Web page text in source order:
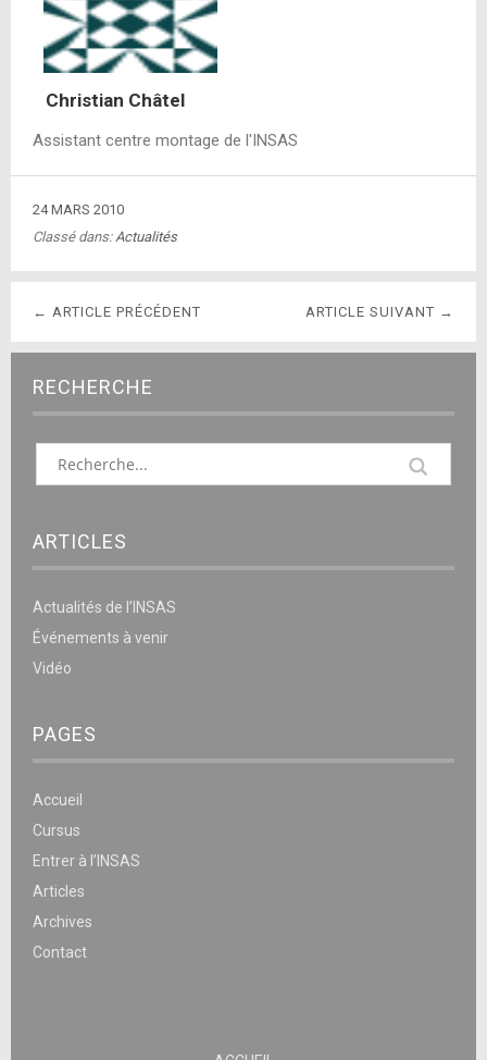
Christian Châtel
Assistant centre montage de l'INSAS
24 MARS 2010
Classé dans:Actualités
ARTICLE SUIVANT →
← ARTICLE PRÉCÉDENT
RECHERCHE
ARTICLES
Actualités de l’INSAS
Événements à venir
Vidéo
PAGES
Accueil
Cursus
Entrer à l’INSAS
Articles
Archives
Contact